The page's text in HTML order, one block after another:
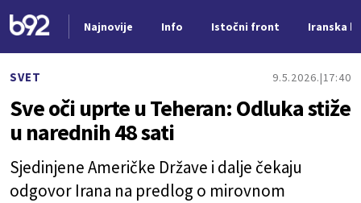
Najnovije Info Istočni front Iranska
SVET 9.5.2026. 17:40
Sve oči uprte u Teheran: Odluka stiže
u narednih 48 sati
Sjedinjene Američke Države i dalje čekaju
odgovor Irana na predlog o mirovnom